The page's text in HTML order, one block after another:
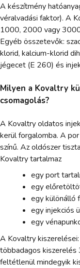
A készítmény
véralvadási faktor). A
1000, 2000 vagy
Egyéb összetevők:
klorid, kalcium-klorid
jégecet (E 260) és
Milyen a Kovaltry
csomagolás?
A Kovaltry oldatos
kerül forgalomba. A
színű. Az oldószer
Kovaltry tartalmaz
egy port
egy
egy különálló
egy injekciós
egy
A Kovaltry
többadagos
feltétlenül mindegyik